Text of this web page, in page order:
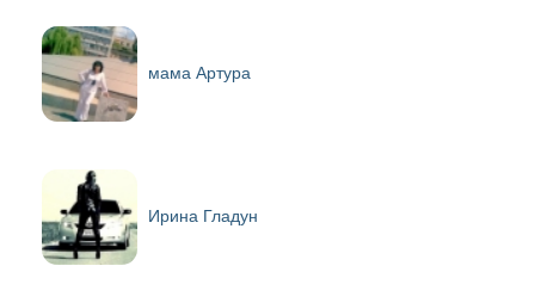
мама Артура
Ирина Гладун